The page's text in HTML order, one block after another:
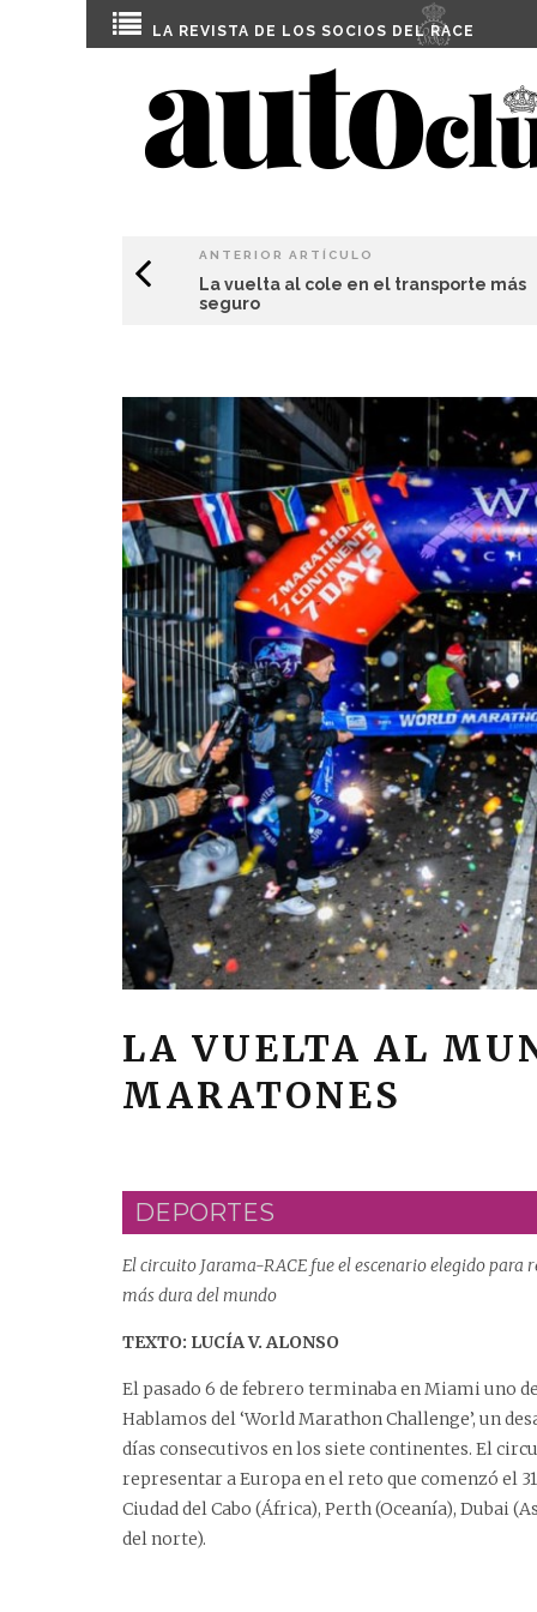
LA REVISTA DE LOS SOCIOS DEL RACE
ANTERIOR ARTÍCULO
La vuelta al cole en el transporte más
seguro
LA VUELTA AL
MARATONES
DEPORTES
El circuito Jarama-RACE fue el escenario elegido para
más dura del mundo
TEXTO: LUCÍA V. ALONSO
El pasado 6 de febrero terminaba en Miami uno
Hablamos del‘World Marathon Challenge’, un
días consecutivos en los siete continentes. El
representar a Europa en el reto que comenzó el
Ciudad del Cabo (África), Perth (Oceanía), Dubai
del norte).